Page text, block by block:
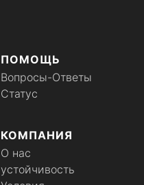
ПОМОЩЬ
Вопросы-Ответы
Статус
КОМПАНИЯ
О нас
устойчивость